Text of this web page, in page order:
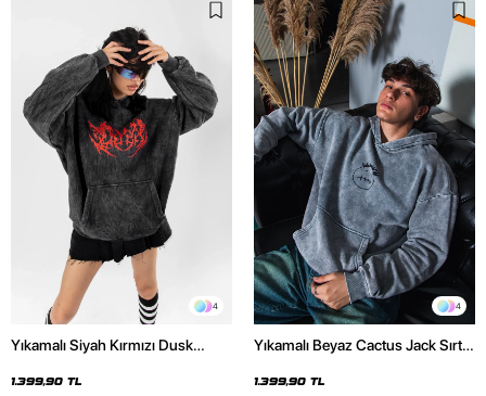
4
Yıkamalı Siyah Kırmızı Dusk
1.399,90 TL
4
Yıkamalı Beyaz Cactus Jack Sırt
1.399,90 TL